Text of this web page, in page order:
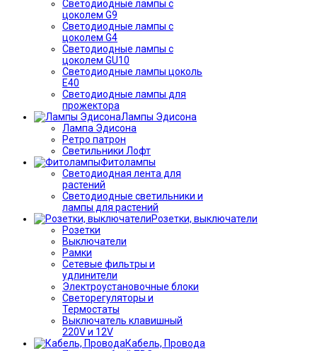
Светодиодные лампы с
цоколем G9
Светодиодные лампы с
цоколем G4
Светодиодные лампы с
цоколем GU10
Светодиодные лампы цоколь
Е40
Светодиодные лампы для
прожектора
Лампы Эдисона
Лампа Эдисона
Ретро патрон
Светильники Лофт
Фитолампы
Светодиодная лента для
растений
Светодиодные светильники и
лампы для растений
Розетки, выключатели
Розетки
Выключатели
Рамки
Сетевые фильтры и
удлинители
Электроустановочные блоки
Светорегуляторы и
Термостаты
Выключатель клавишный
220V и 12V
Кабель, Провода